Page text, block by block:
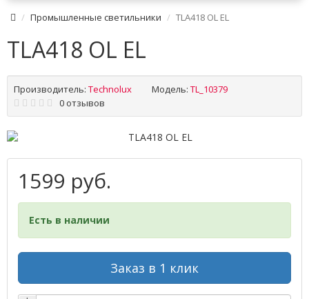
Промышленные светильники TLA418 OL EL
TLA418 OL EL
Производитель: Technolux Модель: TL_10379
0 отзывов
1599 руб.
Есть в наличии
Заказ в 1 клик